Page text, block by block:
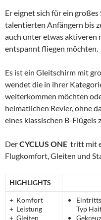
Er eignet sich für ein
talentierten Anfängern bis
auch unter etwas aktiveren
entspannt fliegen möchten.
Es ist ein Gleitschirm mit
wendet die in ihrer
weiterkommen möchten
heimatlichen Revier, ohne
eines klassischen B-Flügels
DerCYCLUS ONE tritt mit
Flugkomfort, Gleiten und
HIGHLIGHTS
+ Komfort
+ Leistung
+ Gleiten
Typ